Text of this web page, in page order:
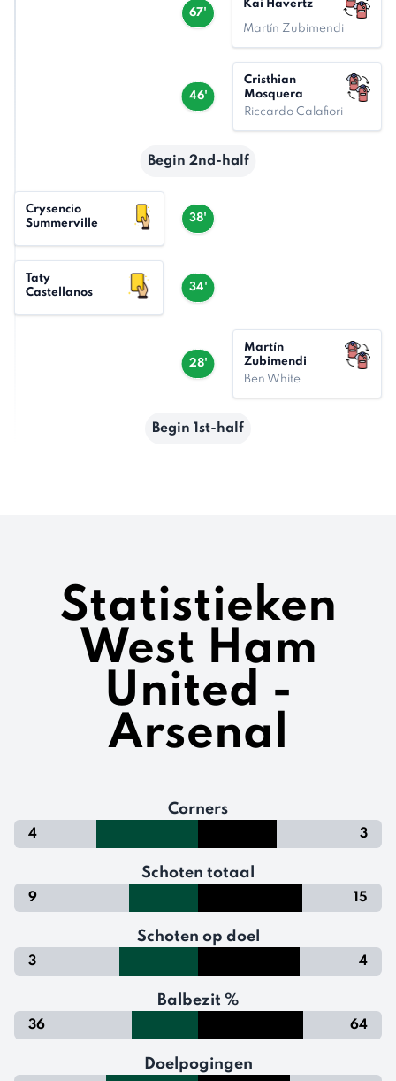
67'
Kai Havertz
Martín Zubimendi
46'
Cristhian
Mosquera
Riccardo Calafiori
Begin 2nd-half
38'
Crysencio
Summerville
34'
Taty
Castellanos
28'
Martín
Zubimendi
Ben White
Begin 1st-half
Statistieken
West Ham
United -
Arsenal
Corners
4 3
Schoten totaal
9 15
Schoten op doel
3 4
Balbezit %
36 64
Doelpogingen